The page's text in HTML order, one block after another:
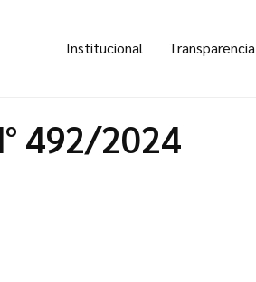
Institucional Transparencia
492/2024